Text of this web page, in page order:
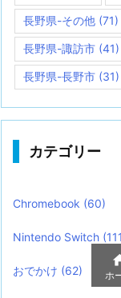
長野県-その他 (71)
長野県-諏訪市 (41)
長野県-長野市 (31)
カテゴリー
Chromebook (60)
Nintendo Switch
おでかけ (62) ホ